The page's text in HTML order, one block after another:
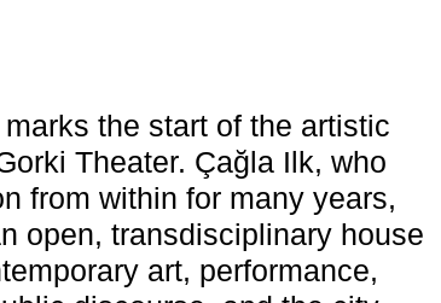
the start of the artistic
Theater. Çağla Ilk, who
from within for many years,
open, transdisciplinary house
art, performance,